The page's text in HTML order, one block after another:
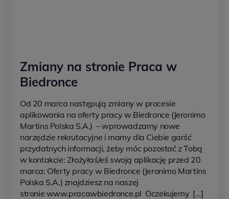
Zmiany na stronie Praca w
Biedronce
Od 20 marca następują zmiany w procesie
aplikowania na oferty pracy w Biedronce (Jeronimo
Martins Polska S.A.) – wprowadzamy nowe
narzędzie rekrutacyjne i mamy dla Ciebie garść
przydatnych informacji, żeby móc pozostać z Tobą
w kontakcie: Złożyłaś/eś swoją aplikację przed 20
marca: Oferty pracy w Biedronce (Jeronimo Martins
Polska S.A.) znajdziesz na naszej
stronie www.pracawbiedronce.pl Oczekujemy […]